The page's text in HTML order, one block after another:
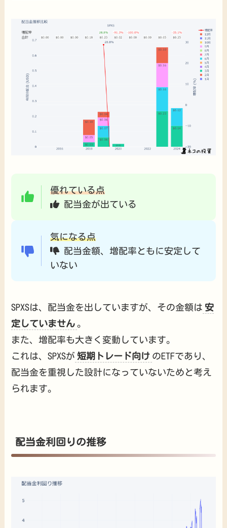
優れている点
配当金が出ている
気になる点
配当金額、増配率ともに安定して
いない
SPXSは、配当金を出していますが、その金額は 安
定していません 。
また、増配率も大きく変動しています。
これは、SPXSが 短期トレード向け のETFであり、
配当金を重視した設計になっていないためと考え
られます。
配当金利回りの推移